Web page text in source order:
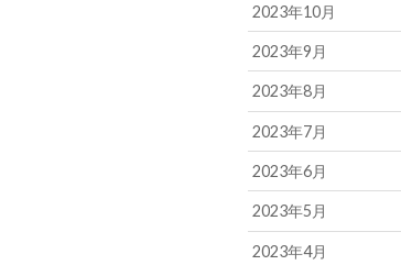
2023年10月
2023年9月
2023年8月
2023年7月
2023年6月
2023年5月
2023年4月